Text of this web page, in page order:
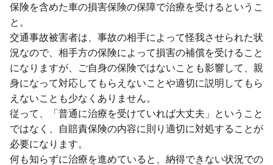
保険を含めた⾞の損害保険の保障で治療を受けるというこ
と。
交通事故被害者は、事故の相⼿によって怪我させられた状
況なので、相⼿⽅の保険によって損害の補償を受けること
になりますが、ご⾃⾝の保険ではないことも影響して、親
⾝になって対応してもらえないことや適切に説明してもら
えないことも少なくありません。
従って、「普通に治療を受けていれば⼤丈夫」ということ
ではなく、⾃賠責保険の内容に則り適切に対処することが
必要になります。
何も知らずに治療を進めていると、納得できない状況での